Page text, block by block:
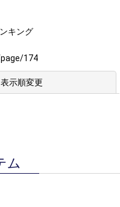
キング
174
表示順変更
ム